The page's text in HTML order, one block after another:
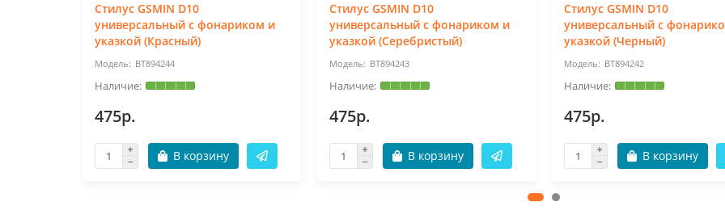
Стилус GSMIN D10
универсальный с фонариком и
указкой (Красный)
BT894244
475р.
В корзину
Стилус GSMIN D10
универсальный с фонариком и
указкой (Серебристый)
BT894243
475р.
В корзину
Стилус GSMIN D10
универсальный с
указкой (Черный)
BT894242
475р.
В корзину